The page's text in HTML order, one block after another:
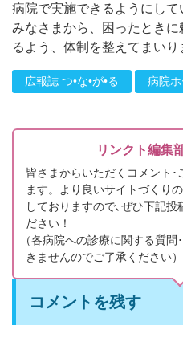
病院で実施できるようにし
みなさまから、困ったとき
るよう、体制を整えてまいり
広報誌 つ•な•が•る 病院
リンクト編集
皆さまからいただくコメント･
ます。より良いサイトづくり
しておりますので､ぜひ下記投
ださい！
（各病院への診療に関する質問
きませんのでご了承ください）
コメントを残す